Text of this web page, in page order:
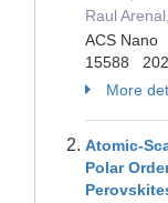
Raul
ACS Nano
15588
More
Atomic-
Polar